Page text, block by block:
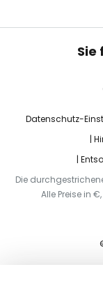
Sie
Datenschutz-
Die
Alle Preise in